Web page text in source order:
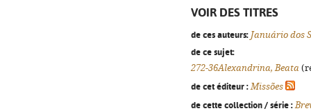
VOIR DES TITRES
de ces auteurs: Januário dos
de ce sujet:
272-36Alexandrina, Beata
de cet éditeur : Missões
de cette collection / série :